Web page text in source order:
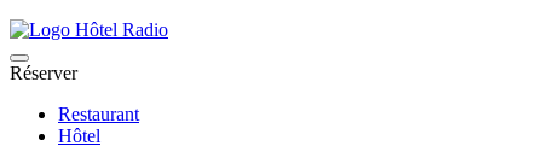
Réserver
Restaurant
Hôtel